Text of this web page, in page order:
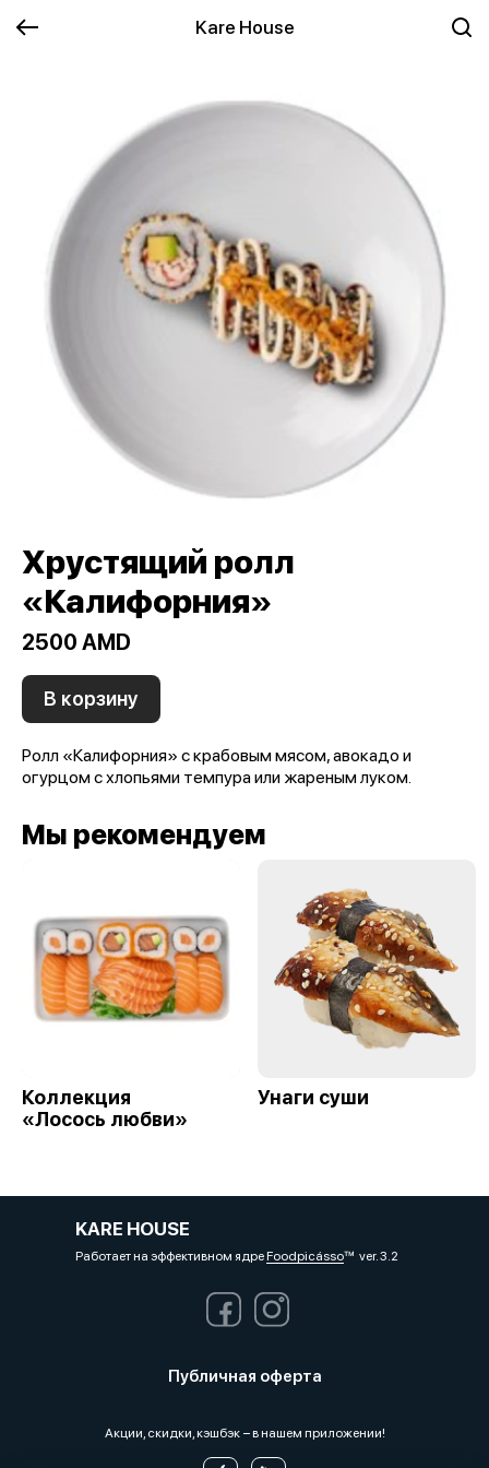
Kare House
Хрустящий ролл
«Калифорния»
2500 AMD
В корзину
Ролл «Калифорния» с крабовым мясом, авокадо и
огурцом с хлопьями темпура или жареным луком.
Мы рекомендуем
Коллекция
«Лосось любви»
Унаги суши
KARE HOUSE
Работает на эффективном ядреFoodpicássover. 3.2
Публичная оферта
Акции, скидки, кэшбэк − в нашем приложении!